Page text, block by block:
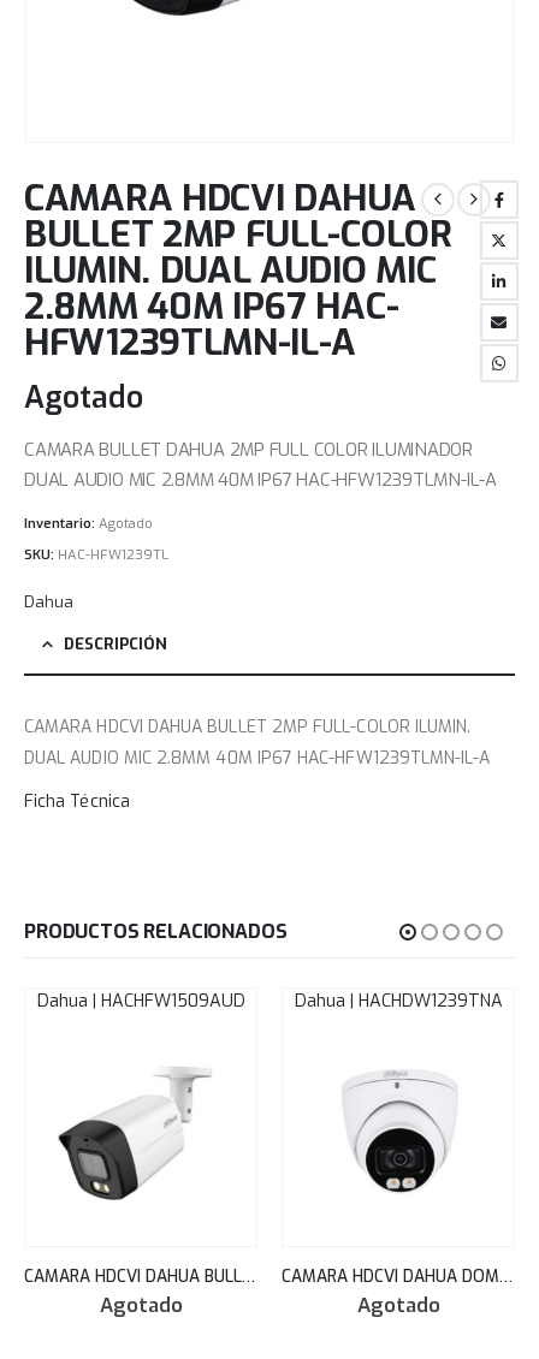
CAMARA HDCVI DAHUA
BULLET 2MP FULL-COLOR
ILUMIN. DUAL AUDIO MIC
2.8MM 40M IP67 HAC-
HFW1239TLMN-IL-A
Agotado
CAMARA BULLET DAHUA 2MP FULL COLOR ILUMINADOR
DUAL AUDIO MIC 2.8MM 40M IP67 HAC-HFW1239TLMN-IL-A
Inventario: Agotado
SKU: HAC-HFW1239TL
Dahua
DESCRIPCIÓN
CAMARA HDCVI DAHUA BULLET 2MP FULL-COLOR ILUMIN.
DUAL AUDIO MIC 2.8MM 40M IP67 HAC-HFW1239TLMN-IL-A
Ficha Técnica
PRODUCTOS RELACIONADOS
Dahua | HACHFW1509AUD
CAMARA HDCVI DAHUA BULLET 2.8MM FULLCOLOR 5MP AUDIO 40M HAC-HFW1509TLMN-A-LED
Agotado
Dahua | HACHDW1239TNA
CAMARA HDCVI DAHUA DOMO 2MP FULL-COLOR STARLIGHT HDCVI 2.8MM 40M IP67 MIC METAL HAC-HDW1239TN-A-LED
Agotado